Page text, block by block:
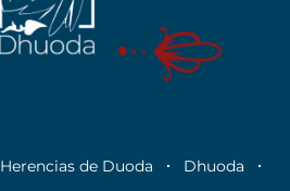
Herencias de Duoda Dhuoda